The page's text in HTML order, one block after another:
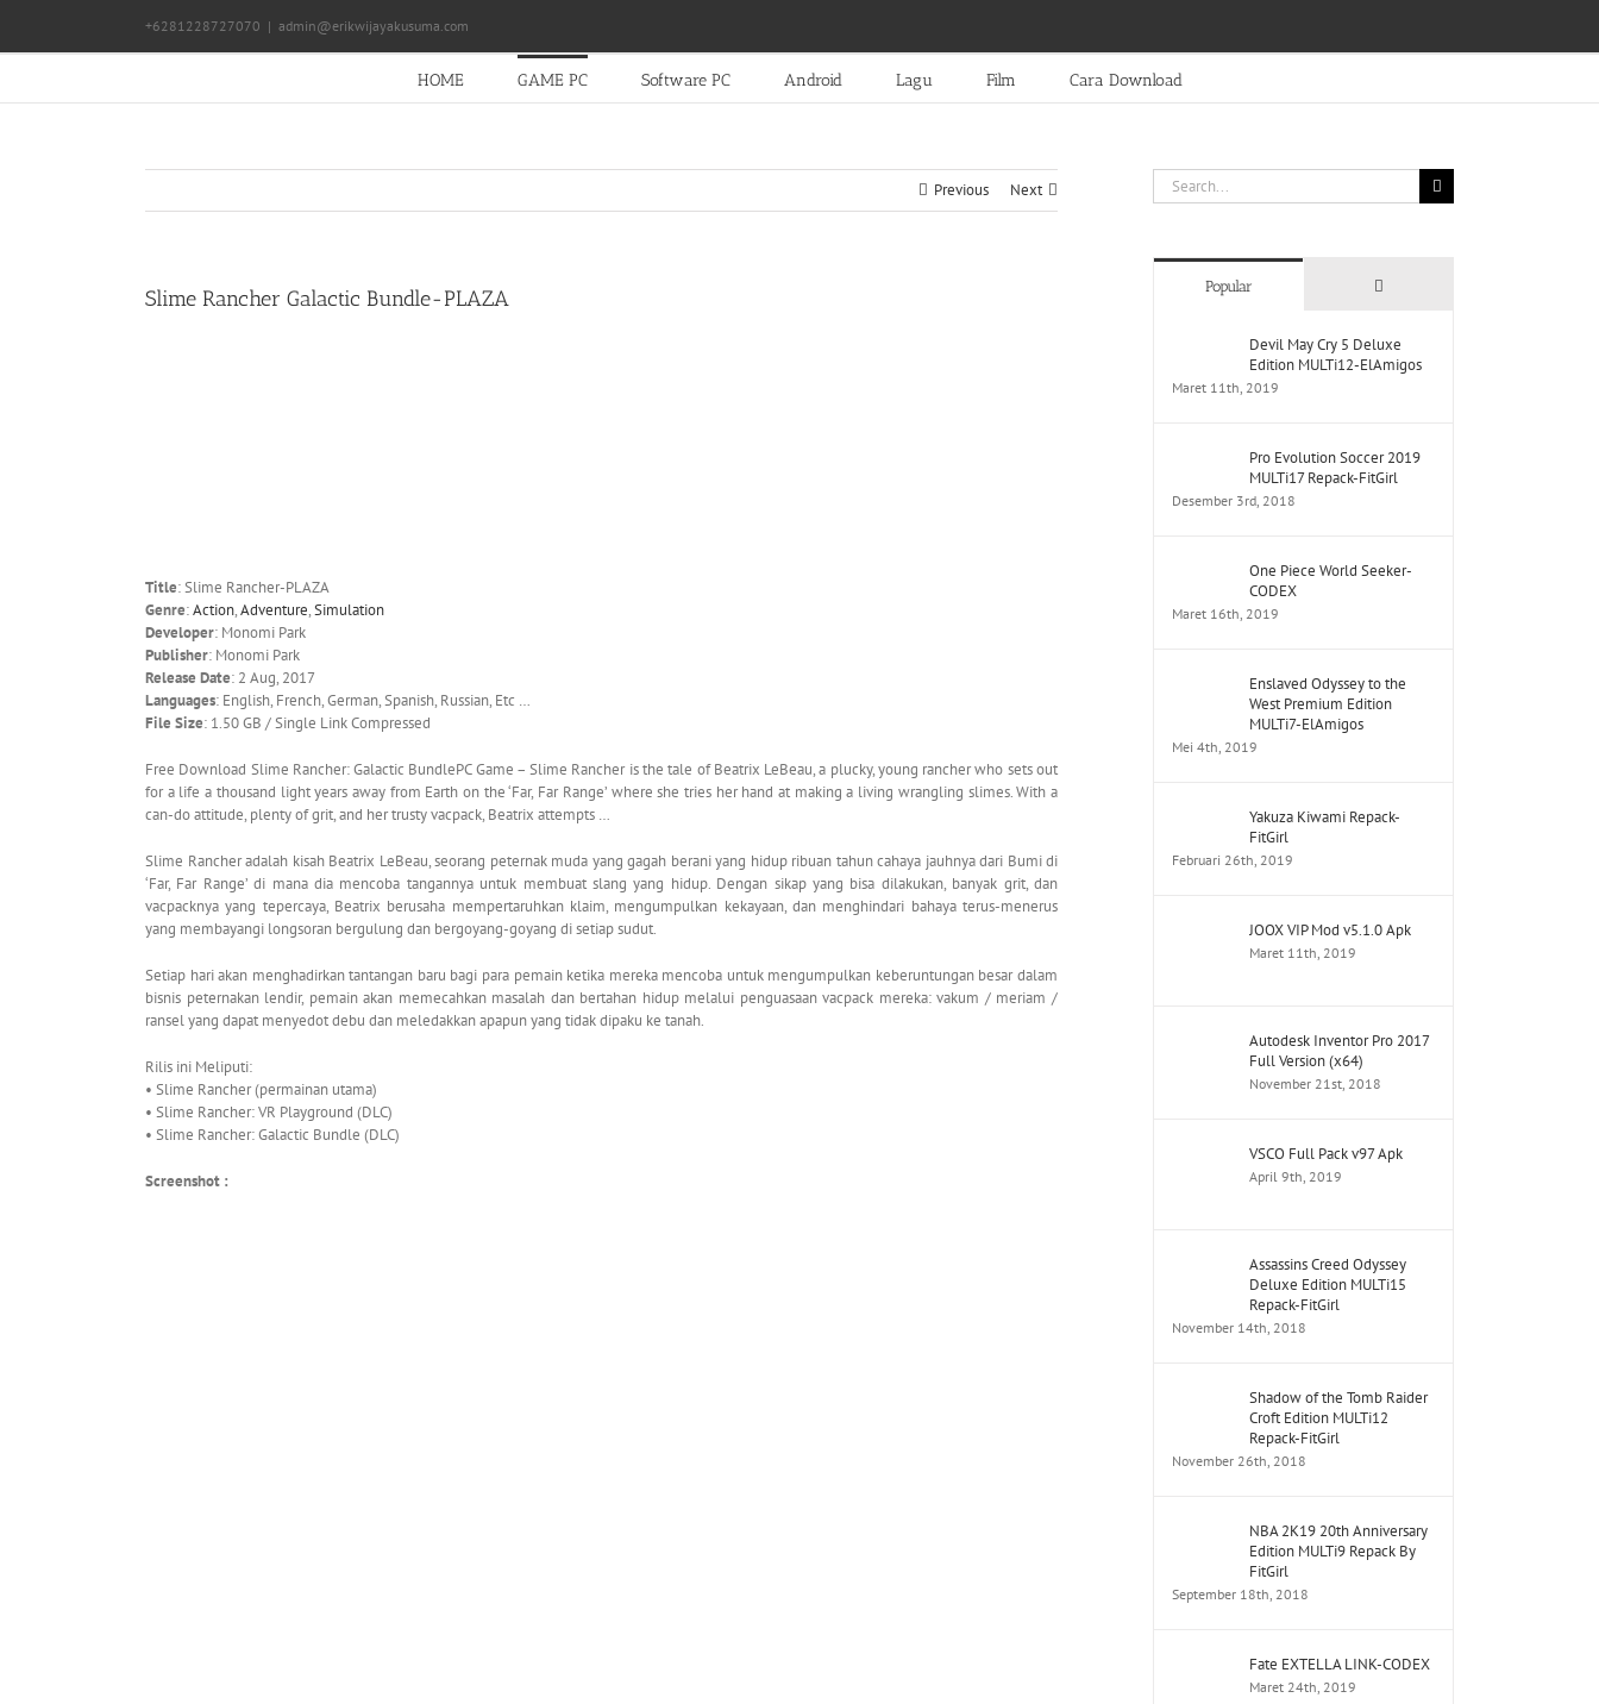
content
+6281228727070 | admin@erikwijayakusuma.com
HOME GAME PC Software PC Android Lagu Film Cara Download
Previous Next
Slime Rancher Galactic Bundle-PLAZA
Title: Slime Rancher-PLAZA
Genre:Action,Adventure,Simulation
Developer: Monomi Park
Publisher: Monomi Park
Release Date: 2 Aug, 2017
Languages: English, French, German, Spanish, Russian, Etc …
File Size: 1.50 GB / Single Link Compressed
Free Download Slime Rancher: Galactic BundlePC Game – Slime Rancher is the tale of Beatrix LeBeau, a plucky, young rancher who sets out
for a life a thousand light years away from Earth on the ‘Far, Far Range’ where she tries her hand at making a living wrangling slimes. With a
can-do attitude, plenty of grit, and her trusty vacpack, Beatrix attempts …
Slime Rancher adalah kisah Beatrix LeBeau, seorang peternak muda yang gagah berani yang hidup ribuan tahun cahaya jauhnya dari Bumi di
‘Far, Far Range’ di mana dia mencoba tangannya untuk membuat slang yang hidup. Dengan sikap yang bisa dilakukan, banyak grit, dan
vacpacknya yang tepercaya, Beatrix berusaha mempertaruhkan klaim, mengumpulkan kekayaan, dan menghindari bahaya terus-menerus
yang membayangi longsoran bergulung dan bergoyang-goyang di setiap sudut.
Setiap hari akan menghadirkan tantangan baru bagi para pemain ketika mereka mencoba untuk mengumpulkan keberuntungan besar dalam
bisnis peternakan lendir, pemain akan memecahkan masalah dan bertahan hidup melalui penguasaan vacpack mereka: vakum / meriam /
ransel yang dapat menyedot debu dan meledakkan apapun yang tidak dipaku ke tanah.
Rilis ini Meliputi:
• Slime Rancher (permainan utama)
• Slime Rancher: VR Playground (DLC)
• Slime Rancher: Galactic Bundle (DLC)
Screenshot :
Search
for:
Popular Comments
Devil May Cry 5 Deluxe
Edition MULTi12-ElAmigos
Maret 11th, 2019
Pro Evolution Soccer 2019
MULTi17 Repack-FitGirl
Desember 3rd, 2018
One Piece World Seeker-
CODEX
Maret 16th, 2019
Enslaved Odyssey to the
West Premium Edition
MULTi7-ElAmigos
Mei 4th, 2019
Yakuza Kiwami Repack-
FitGirl
Februari 26th, 2019
JOOX VIP Mod v5.1.0 Apk
Maret 11th, 2019
Autodesk Inventor Pro 2017
Full Version (x64)
November 21st, 2018
VSCO Full Pack v97 Apk
April 9th, 2019
Assassins Creed Odyssey
Deluxe Edition MULTi15
Repack-FitGirl
November 14th, 2018
Shadow of the Tomb Raider
Croft Edition MULTi12
Repack-FitGirl
November 26th, 2018
NBA 2K19 20th Anniversary
Edition MULTi9 Repack By
FitGirl
September 18th, 2018
Fate EXTELLA LINK-CODEX
Maret 24th, 2019